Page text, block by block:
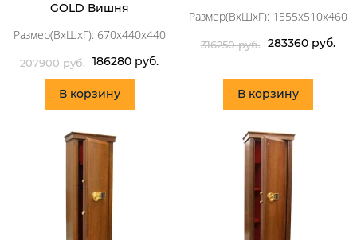
GOLD Вишня
Размер(ВхШхГ): 670x440x440
207900 руб. 186280 руб.
В корзину
Размер(ВхШхГ): 1555x510x460
316250 руб. 283360 руб.
В корзину